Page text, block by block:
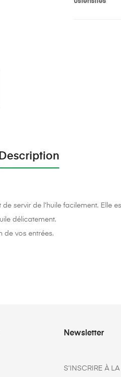
Description
servir de l’huile facilement. Elle
délicatement.
de vos entrées.
Newsletter
S’INSCRIRE À